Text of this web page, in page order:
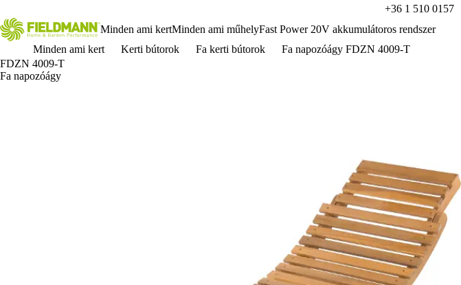
+36 1 510 0157
Minden ami kertMinden ami műhelyFast Power 20V akkumulátoros rendszer
Minden ami kert
Kerti bútorok Fa kerti bútorok
Fa napozóágy FDZN 4009-T
FDZN 4009-T
Fa napozóágy